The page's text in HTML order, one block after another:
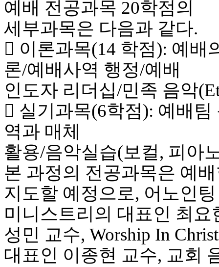
돔
클
럽
DOMCLUB.top
판
북
토
끼
토
렌
트
사
이
트
순
비
후
기
미
예배 전공과목 20학점의
세부과목은 다음과 같다.
 이론과목(14 학점): 예배
론/예배사역 행정/예배
인도자 리더십/민족 음악
 실기과목(6학점): 예배
역과 매체
활용/음악실습(보컬, 피아
본 과정의 전공과목은 예
지도할 예정으로, 어노인팅
미니스트리의 대표인 최요
성민 교수, Worship In
대표인 이종현 교수, 교회